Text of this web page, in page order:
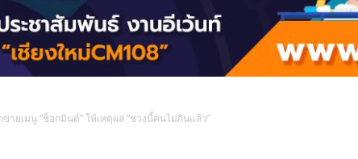
ายเมนู “ช็อกมินต์” ให้เหตุผล “ช่วงนี้คนไม่กินแล้ว”